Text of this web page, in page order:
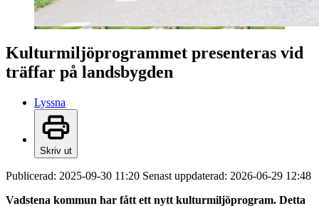
Kulturmiljöprogrammet presenteras vid
träffar på landsbygden
Lyssna
Skriv ut
Publicerad: 2025-09-30 11:20 Senast uppdaterad: 2026-06-29 12:48
Vadstena kommun har fått ett nytt kulturmiljöprogram. Detta